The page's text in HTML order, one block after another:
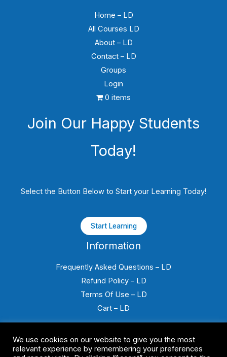
Home – LD
All Courses LD
About – LD
Contact – LD
Groups
Login
0 items
Join Our Happy Students​
Today!
Select the Button Below to Start your Learning Today!
Start Learning
Information
Frequently Asked Questions – LD
Refund Policy – LD
Terms Of Use – LD
Cart – LD
We use cookies on our website to give you the most
relevant experience by remembering your preferences